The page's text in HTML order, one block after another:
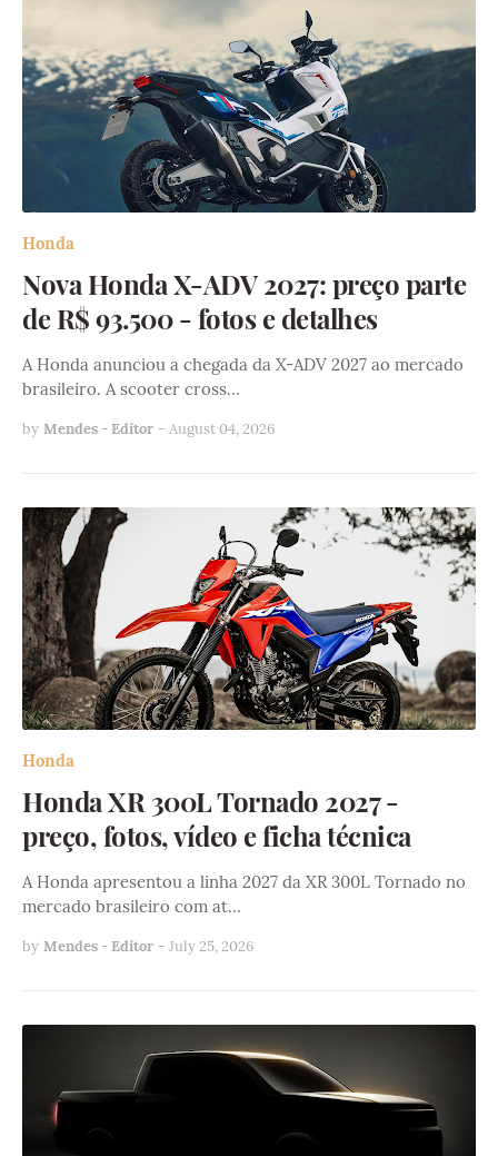
Honda
Nova Honda X-ADV 2027: preço parte
de R$ 93.500 - fotos e detalhes
A Honda anunciou a chegada da X-ADV 2027 ao mercado
brasileiro. A scooter cross…
by Mendes - Editor - August 04, 2026
Honda
Honda XR 300L Tornado 2027 -
preço, fotos, vídeo e ficha técnica
A Honda apresentou a linha 2027 da XR 300L Tornado no
mercado brasileiro com at…
by Mendes - Editor - July 25, 2026